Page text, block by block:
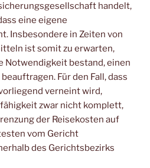
handelt,
eine eigene
Insbesondere in Zeiten von
ist somit zu erwarten,
Notwendigkeit bestand, einen
Für den Fall, dass
verneint wird,
zwar nicht komplett,
der Reisekosten auf
vom Gericht
des Gerichtsbezirks